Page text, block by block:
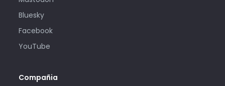
Bluesky
Facebook
YouTube
Compañia